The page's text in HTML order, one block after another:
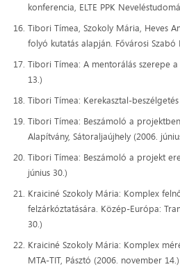
konferencia, ELTE PPK
Tibori Tímea, Szokoly Mária, Heves
folyó kutatás alapján. Fővárosi
Tibori Tímea: A mentorálás szerepe
13.)
Tibori Tímea: Kerekasztal-
Tibori Tímea: Beszámoló a
Alapítvány, Sátoraljaújhely (2006.
Tibori Tímea: Beszámoló a projekt
június 30.)
Kraiciné Szokoly Mária: Komplex
felzárkóztatására. Közép-Európa:
30.)
Kraiciné Szokoly Mária: Komplex
MTA-TIT, Pásztó (2006. november 14.)